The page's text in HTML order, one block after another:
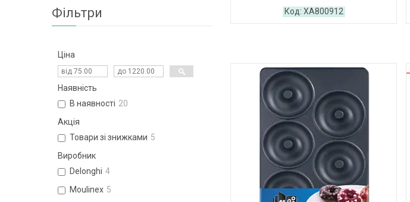
XA800912
Фільтри
Ціна
Наявність
В наявності 20
Акція
Товари зі знижками 5
Виробник
Delonghi 4
Moulinex 5